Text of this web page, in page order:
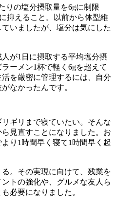
りの塩分摂取量を6gに制限
抑えること。以前から体型維
いましたが、塩分は気にした
が1日に摂取する平均塩分摂
ーメン1杯で軽く6gを超えて
を厳密に管理するには、自分
なかったんです。
ギリまで寝ていたい。そんな
見直すことになりました。お
り1時間早く寝て1時間早く起
。その実現に向けて、残業を
トの強化や、グルメな友人ら
必要になりました。